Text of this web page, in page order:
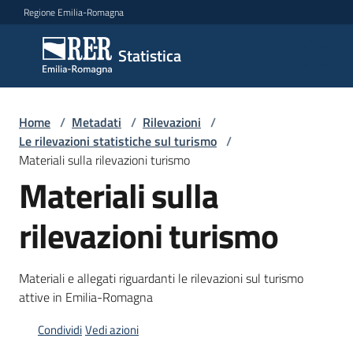
Vai al contenuto
Vai alla navigazione
Vai al footer
Regione Emilia-Romagna
Statistica
Statistica
Novità
Dati
Studi
analisi
Statistiche
Home / Metadati / Rilevazioni /
Le rilevazioni statistiche sul turismo /
Materiali sulla rilevazioni turismo
Materiali sulla
rilevazioni turismo
Materiali e allegati riguardanti le rilevazioni sul turismo
attive in Emilia-Romagna
CondividiVedi azioni